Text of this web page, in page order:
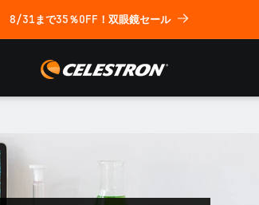
8/31まで35％OFF！双眼鏡セール